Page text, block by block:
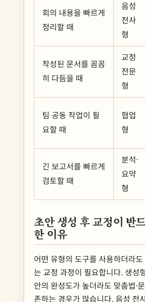
회의 내용을 빠르게
정리할 때
음성
전사
형
작성된 문서를 꼼꼼
히 다듬을 때
교정
전문
형
팀 공동 작업이 필
요할 때
협업
형
긴 보고서를 빠르게
검토할 때
분석·
요약
형
초안 생성 후 교정이 반
한 이유
어떤 유형의 도구를 사용하더라
는 교정 과정이 필요합니다. 생성
안의 완성도가 높더라도 맞춤법·
존하는 경우가 많습니다. 음성 전